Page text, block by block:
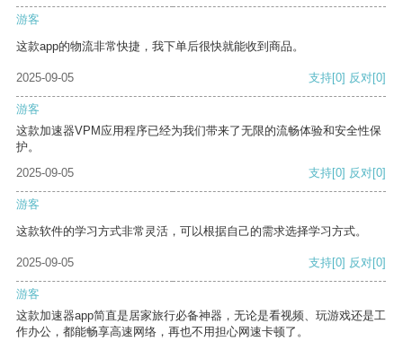
游客
这款app的物流非常快捷，我下单后很快就能收到商品。
2025-09-05 支持[0] 反对[0]
游客
这款加速器VPM应用程序已经为我们带来了无限的流畅体验和安全性保
护。
2025-09-05
支持[0] 反对[0]
游客
这款软件的学习方式非常灵活，可以根据自己的需求选择学习方式。
2025-09-05 支持[0] 反对[0]
游客
这款加速器app简直是居家旅行必备神器，无论是看视频、玩游戏还是工
作办公，都能畅享高速网络，再也不用担心网速卡顿了。